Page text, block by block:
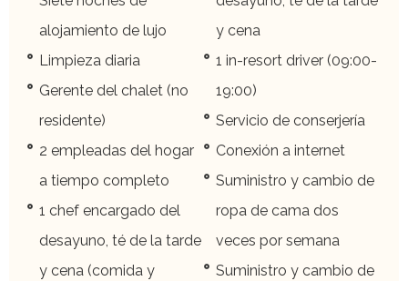
alojamiento de lujo
Limpieza diaria
Gerente del chalet (no
residente)
2 empleadas del hogar
a tiempo completo
1 chef encargado del
desayuno, té de la tarde
y cena (comida y
y cena
1 in-resort driver (09:00-
19:00)
Servicio de conserjería
Conexión a internet
Suministro y cambio de
ropa de cama dos
veces por semana
Suministro y cambio de